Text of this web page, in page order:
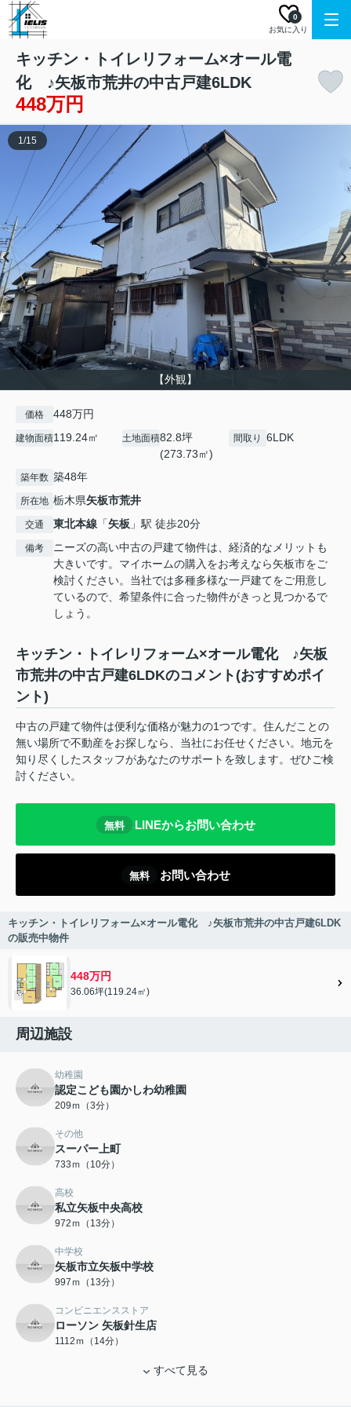
お気に入り
0
キッチン・トイレリフォーム×オール電
化 ♪矢板市荒井の中古戸建6LDK
448万円
【外観】
1/15
価格 448万円
建物面積119.24㎡ 土地面積82.8坪
(273.73㎡)
間取り 6LDK
築年数 築48年
所在地 栃木県矢板市荒井
交通 東北本線 「矢板 」駅 徒歩20分
備考
ニーズの高い中古の戸建て物件は、経済的なメリットも
大きいです。マイホームの購入をお考えなら矢板市をご
検討ください。当社では多種多様な一戸建てをご用意し
ているので、希望条件に合った物件がきっと見つかるで
しょう。
キッチン・トイレリフォーム×オール電化 ♪矢板
市荒井の中古戸建6LDKのコメント(おすすめポイ
ント)
中古の戸建て物件は便利な価格が魅力の1つです。住んだことの
無い場所で不動産をお探しなら、当社にお任せください。地元を
知り尽くしたスタッフがあなたのサポートを致します。ぜひご検
討ください。
無料 LINEからお問い合わせ
無料 お問い合わせ
キッチン・トイレリフォーム×オール電化 ♪矢板市荒井の中古戸建6LDK
の販売中物件
448万円
36.06坪(119.24㎡)
周辺施設
幼稚園
認定こども園かしわ幼稚園
209ｍ（3分）
その他
スーパー上町
733ｍ（10分）
高校
私立矢板中央高校
972ｍ（13分）
中学校
矢板市立矢板中学校
997ｍ（13分）
コンビニエンスストア
ローソン 矢板針生店
1112ｍ（14分）
すべて見る